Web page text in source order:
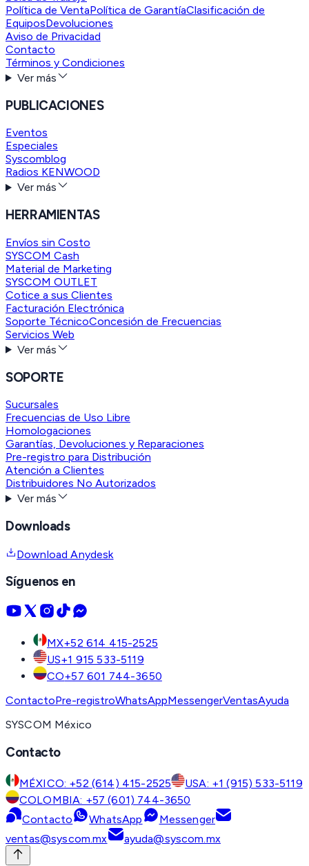
Política de VentaPolítica de GarantíaClasificación de
EquiposDevoluciones
Aviso de Privacidad
Contacto
Términos y Condiciones
Ver más
PUBLICACIONES
Eventos
Especiales
Syscomblog
Radios KENWOOD
Ver más
HERRAMIENTAS
Envíos sin Costo
SYSCOM Cash
Material de Marketing
SYSCOM OUTLET
Cotice a sus Clientes
Facturación Electrónica
Soporte TécnicoConcesión de Frecuencias
Servicios Web
Ver más
SOPORTE
Sucursales
Frecuencias de Uso Libre
Homologaciones
Garantías, Devoluciones y Reparaciones
Pre-registro para Distribución
Atención a Clientes
Distribuidores No Autorizados
Ver más
Downloads
Download Anydesk
Síguenos en
MX+52 614 415-2525
US+1 915 533-5119
CO+57 601 744-3650
ContactoPre-registroWhatsAppMessengerVentasAyuda
SYSCOM México
Contacto
MÉXICO: +52 (614) 415-2525
USA: +1 (915) 533-5119
COLOMBIA: +57 (601) 744-3650
Contacto
WhatsApp
Messenger
ventas@syscom.mx
ayuda@syscom.mx